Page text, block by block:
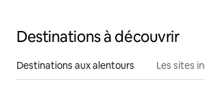
Destinations à découvrir
Destinations aux alentours Les sites